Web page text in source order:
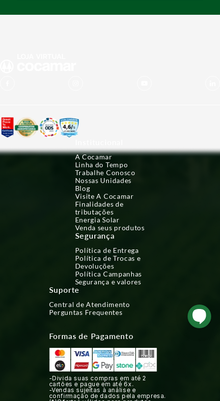
A Cocamar
Linha do Tempo
Trabalhe Conosco
Nossas Unidades
Blog
Visite A Cocamar
Finalidades de
tributações
Energia Solar
Venda seus produtos
Segurança
Política de Entrega
Política de Trocas e
Devoluções
Política Campanhas
Segurança e valores
Suporte
Central de Atendimento
Perguntas Frequentes
Formas de Pagamento
-Divida suas compras em até 2
cartões e pague em até 6x.
-Vendas sujeitas à análise e
confirmação de dados pela empresa.